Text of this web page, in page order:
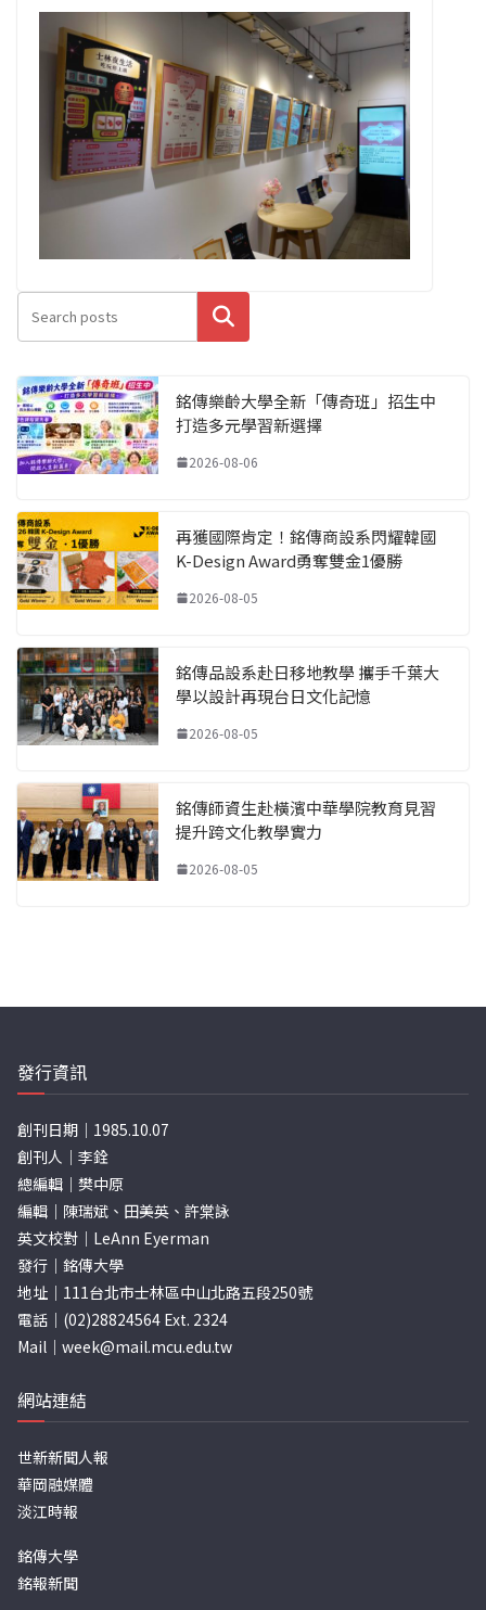
搜尋
銘傳樂齡大學全新「傳奇班」招生中
打造多元學習新選擇
2026-08-06
再獲國際肯定！銘傳商設系閃耀韓國
K-Design Award勇奪雙金1優勝
2026-08-05
銘傳品設系赴日移地教學 攜手千葉大
學以設計再現台日文化記憶
2026-08-05
銘傳師資生赴橫濱中華學院教育見習
提升跨文化教學實力
2026-08-05
發行資訊
創刊日期｜1985.10.07
創刊人｜李銓
總編輯｜樊中原
編輯｜陳瑞斌、田美英、許棠詠
英文校對｜LeAnn Eyerman
發行｜銘傳大學
地址｜111台北市士林區中山北路五段250號
電話｜(02)28824564 Ext. 2324
Mail｜ week@mail.mcu.edu.tw
網站連結
世新新聞人報
華岡融媒體
淡江時報
銘傳大學
銘報新聞